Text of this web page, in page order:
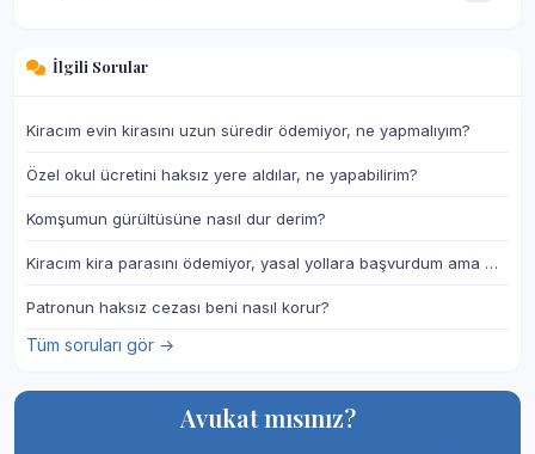
İlgili Sorular
Kiracım evin kirasını uzun süredir ödemiyor, ne yapmalıyım?
Özel okul ücretini haksız yere aldılar, ne yapabilirim?
Komşumun gürültüsüne nasıl dur derim?
Kiracım kira parasını ödemiyor, yasal yollara başvurdum ama …
Patronun haksız cezası beni nasıl korur?
Tüm soruları gör →
Avukat mısınız?